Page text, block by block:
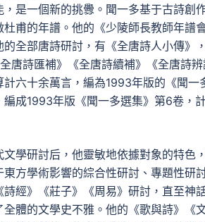
是一個新的挑釁。聞一多基于古詩創
甫的年譜。他的《少陵師長教師年譜
全部唐詩研討，有《全唐詩人小傳》
唐詩匯補》《全唐詩續補》《全唐詩
六十余萬言，編為1993年版的《聞
成1993年版《聞一多選集》第6卷，
學研討后，他靈敏地依據對象的特色
方學術影響的綜合性研討、專題性研
經》《莊子》《周易》研討，直至神
體的文學史不雅。他的《歌與詩》《